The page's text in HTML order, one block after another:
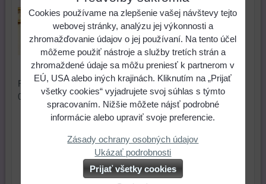
NOVINKA
Retiazka krúžková zlatá. Rozmer 4x4x0,8 mm. Cena za
0,5 m
Cena: 1 €
ks Do košíka
Cookies používame na zlepšenie vašej návštevy tejto
webovej stránky, analýzu jej výkonnosti a
zhromažďovanie údajov o jej používaní. Na tento účel
môžeme použiť nástroje a služby tretích strán a
zhromaždené údaje sa môžu preniesť k partnerom v
EÚ, USA alebo iných krajinách. Kliknutím na „Prijať
všetky cookies“ vyjadrujete svoj súhlas s týmto
spracovaním. Nižšie môžete nájsť podrobné
informácie alebo upraviť svoje preferencie.
Zásady ochrany osobných údajov
Ukázať podrobnosti
Prijať všetky cookies